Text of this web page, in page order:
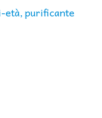
età, purificante